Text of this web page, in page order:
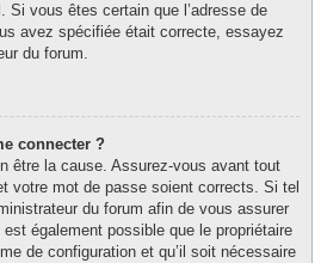
Si vous êtes certain que l’adresse de
avez spécifiée était correcte, essayez
du forum.
connecter ?
être la cause. Assurez-vous avant tout
votre mot de passe soient corrects. Si tel
du forum afin de vous assurer
également possible que le propriétaire
de configuration et qu’il soit nécessaire